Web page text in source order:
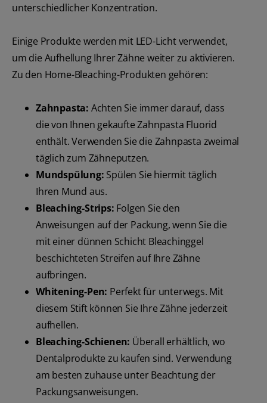
unterschiedlicher Konzentration.
Einige Produkte werden mit LED-Licht verwendet,
um die Aufhellung Ihrer Zähne weiter zu aktivieren.
Zu den Home-Bleaching-Produkten gehören:
Zahnpasta: Achten Sie immer darauf, dass
die von Ihnen gekaufte Zahnpasta Fluorid
enthält. Verwenden Sie die Zahnpasta zweimal
täglich zum Zähneputzen.
Mundspülung: Spülen Sie hiermit täglich
Ihren Mund aus.
Bleaching-Strips: Folgen Sie den
Anweisungen auf der Packung, wenn Sie die
mit einer dünnen Schicht Bleachinggel
beschichteten Streifen auf Ihre Zähne
aufbringen.
Whitening-Pen: Perfekt für unterwegs. Mit
diesem Stift können Sie Ihre Zähne jederzeit
aufhellen.
Bleaching-Schienen: Überall erhältlich, wo
Dentalprodukte zu kaufen sind. Verwendung
am besten zuhause unter Beachtung der
Packungsanweisungen.